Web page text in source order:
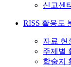
신고센
RISS 활용도
자료 현
주제별
학술지